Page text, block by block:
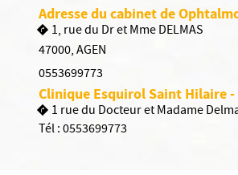
Adresse du cabinet de
1, rue du Dr et Mme DELMAS
47000,AGEN
0553699773
Clinique Esquirol Saint Hilaire -
1 rue du Docteur et Madame
Tél :0553699773